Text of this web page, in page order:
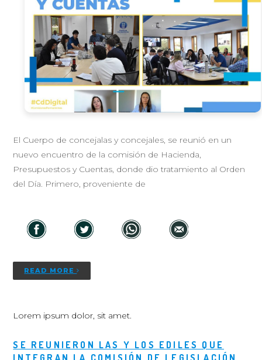
El Cuerpo de concejalas y concejales, se reunió en un
nuevo encuentro de la comisión de Hacienda,
Presupuestos y Cuentas, donde dio tratamiento al Orden
del Día. Primero, proveniente de
READ MORE
Lorem ipsum dolor, sit amet.
SE REUNIERON LAS Y LOS EDILES QUE
INTEGRAN LA COMISIÓN DE LEGISLACIÓN